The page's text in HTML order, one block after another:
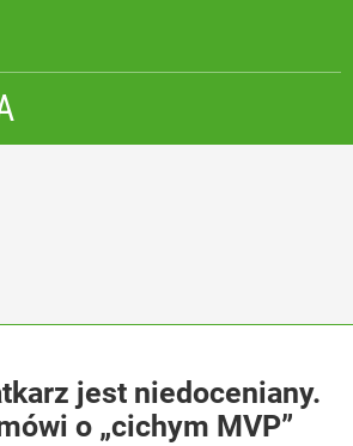
jest niedoceniany.
o „cichym MVP”